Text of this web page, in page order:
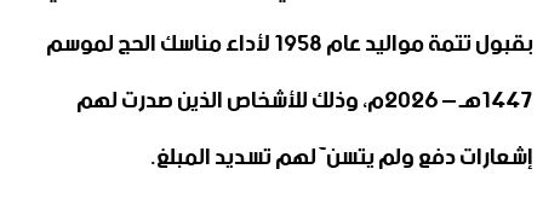
بقبول تتمة مواليد عام 1958 لأداء مناسك الحج لموسم
1447هـ – 2026م، وذلك للأشخاص الذين صدرت لهم
إشعارات دفع ولم يتسنَّ لهم تسديد المبلغ.